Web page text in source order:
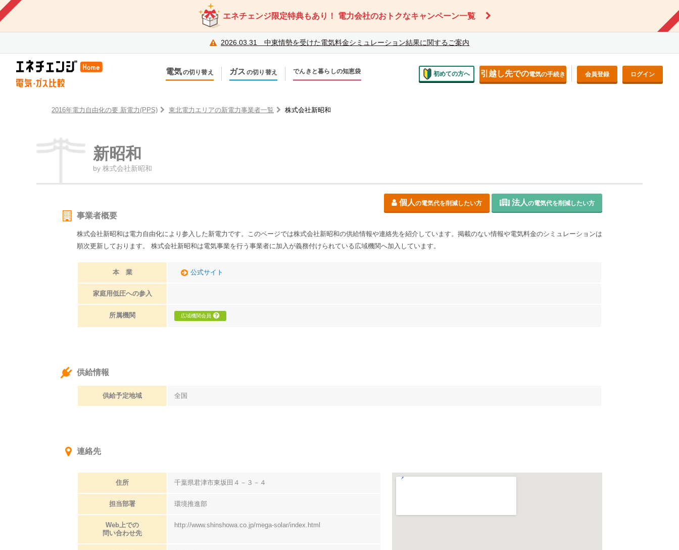
エネチェンジ限定特典もあり！ 電力会社のおトクなキャンペーン一覧
2026.03.31 中東情勢を受けた電気料金シミュレーション結果に関するご案内
電気の切り替え ガス の切り替え でんきと暮らしの知恵袋 初めての方へ 引越し先での電気の手続き 会員登録 ログイン
2016年電力自由化の要 新電力(PPS) 東北電力エリアの新電力事業者一覧 株式会社新昭和
新昭和
by 株式会社新昭和
個人の電気代を削減したい方 法人の電気代を削減したい方
事業者概要
株式会社新昭和は電力自由化により参入した新電力です。このページでは株式会社新昭和の供給情報や連絡先を紹介しています。掲載のない情報や電気料金のシミュレーションは
順次更新しております。 株式会社新昭和は電気事業を行う事業者に加入が義務付けられている広域機関へ加入しています。
本 業 公式サイト
家庭用低圧への参入
所属機関 広域機関会員
供給情報
供給予定地域 全国
連絡先
住所 千葉県君津市東坂田４－３－４
担当部署 環境推進部
Web上での
問い合わせ先
http://www.shinshowa.co.jp/mega-solar/index.html